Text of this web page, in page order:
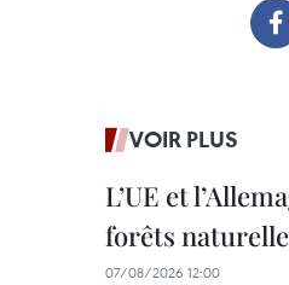
VOIR PLUS
L’UE et
forêts
07/08/2026 12:00